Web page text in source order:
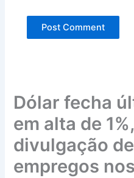
Dólar fecha
em alta de
divulgação
empregos